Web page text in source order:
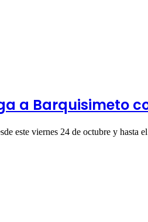
a Barquisimeto
este viernes 24 de octubre y hasta